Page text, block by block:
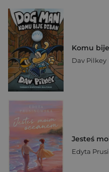
Komu
Dav Pilkey
Jesteś
Edyta